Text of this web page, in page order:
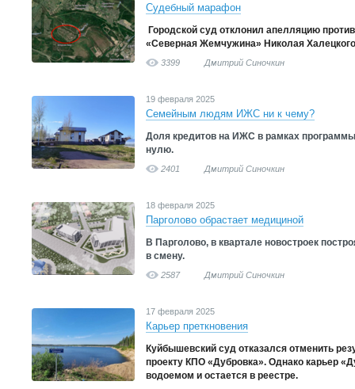
Судебный марафон
Городской суд отклонил апелляцию
«Северная Жемчужина» Николая
3399 Дмитрий Синочкин
19 февраля 2025
Семейным людям ИЖС ни к чему?
Доля кредитов на ИЖС в рамках
нулю.
2401 Дмитрий Синочкин
18 февраля 2025
Парголово обрастает медициной
В Парголово, в квартале новостроек
в смену.
2587 Дмитрий Синочкин
17 февраля 2025
Карьер преткновения
Куйбышевский суд отказался отменить
проекту КПО «Дубровка». Однако карьер
водоемом и остается в реестре.